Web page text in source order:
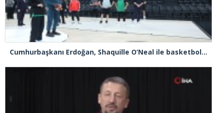
Cumhurbaşkanı Erdoğan, Shaquille O’Neal ile basketbol oynadı